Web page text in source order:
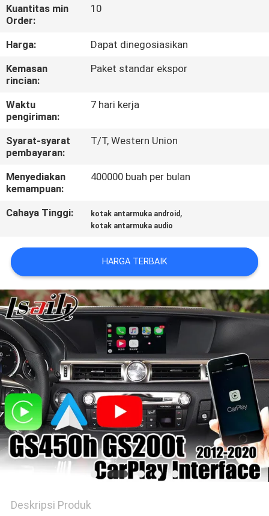
KONTROL
KUALITAS
HUBUNGI
KAMI
BERITA
KASUS
SITEMAP
PRIVACY
POLICY
Kuantitas min
Order:
10
Harga:
Dapat dinegosiasikan
Kemasan
rincian:
Paket standar ekspor
Waktu
pengiriman:
7 hari kerja
Syarat-syarat
pembayaran:
T/T, Western Union
Menyediakan
kemampuan:
400000 buah per bulan
Cahaya Tinggi: kotak antarmuka android ,
kotak antarmuka audio
HARGA TERBAIK
Deskripsi Produk